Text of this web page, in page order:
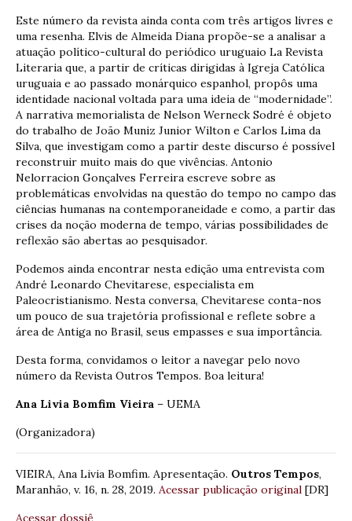
Este número da revista ainda conta com três artigos livres e
uma resenha. Elvis de Almeida Diana propõe-se a analisar a
atuação político-cultural do periódico uruguaio La Revista
Literaria que, a partir de críticas dirigidas à Igreja Católica
uruguaia e ao passado monárquico espanhol, propôs uma
identidade nacional voltada para uma ideia de “modernidade”.
A narrativa memorialista de Nelson Werneck Sodré é objeto
do trabalho de João Muniz Junior Wilton e Carlos Lima da
Silva, que investigam como a partir deste discurso é possível
reconstruir muito mais do que vivências. Antonio
Nelorracion Gonçalves Ferreira escreve sobre as
problemáticas envolvidas na questão do tempo no campo das
ciências humanas na contemporaneidade e como, a partir das
crises da noção moderna de tempo, várias possibilidades de
reflexão são abertas ao pesquisador.
Podemos ainda encontrar nesta edição uma entrevista com
André Leonardo Chevitarese, especialista em
Paleocristianismo. Nesta conversa, Chevitarese conta-nos
um pouco de sua trajetória profissional e reflete sobre a
área de Antiga no Brasil, seus empasses e sua importância.
Desta forma, convidamos o leitor a navegar pelo novo
número da Revista Outros Tempos. Boa leitura!
Ana Livia Bomfim Vieira – UEMA
(Organizadora)
VIEIRA, Ana Livia Bomfim. Apresentação. Outros Tempos,
Maranhão, v. 16, n. 28, 2019. Acessar publicação original [DR]
Acessar dossiê